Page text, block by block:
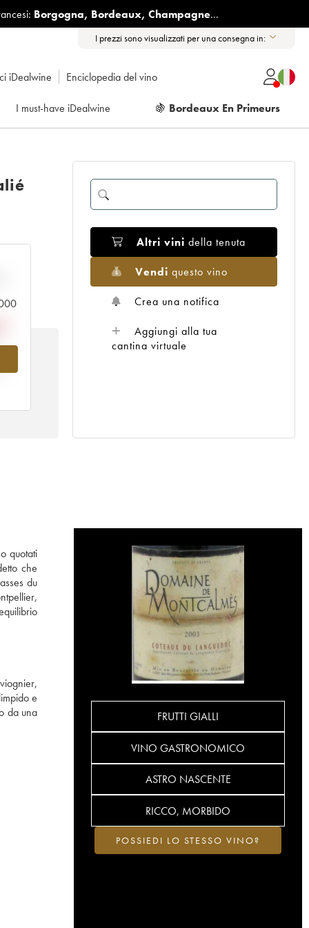
Borgogna, Bordeaux, Champagne...
I prezzi sono visualizzati per una consegna in:
iDealwine Enciclopedia del vino
I must-have iDealwine 🍇 Bordeaux En Primeurs
Altri vini della tenuta
Vendi questo vino
Crea una notifica
Aggiungi alla tua
cantina virtuale
quotati
che
du
e
da una
FRUTTI GIALLI
VINO GASTRONOMICO
ASTRO NASCENTE
RICCO, MORBIDO
POSSIEDI LO STESSO VINO?